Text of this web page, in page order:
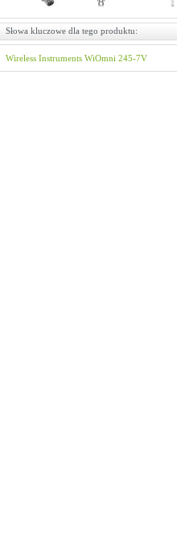
Słowa kluczowe dla tego produktu:
Wireless Instruments WiOmni 245-7V